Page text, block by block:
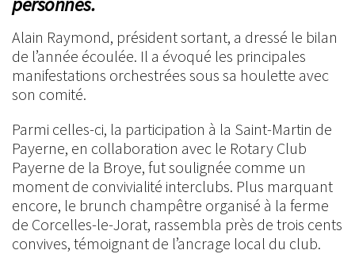
Alain Raymond, président sortant, a dressé le bilan
de l’année écoulée. Il a évoqué les principales
manifestations orchestrées sous sa houlette avec
son comité.
Parmi celles-ci, la participation à la Saint-Martin de
Payerne, en collaboration avec le Rotary Club
Payerne de la Broye, fut soulignée comme un
moment de convivialité interclubs. Plus marquant
encore, le brunch champêtre organisé à la ferme
de Corcelles-le-Jorat, rassembla près de trois cents
convives, témoignant de l’ancrage local du club.